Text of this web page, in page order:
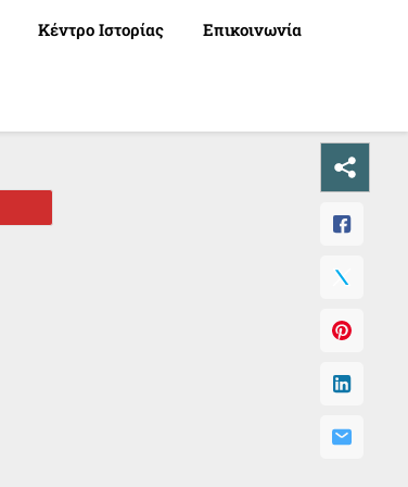
Κέντρο Ιστορίας Επικοινωνία